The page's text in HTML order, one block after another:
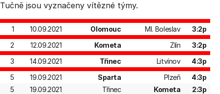
Tučně jsou vyznačeny vítězné týmy.
1 10.09.2021 Olomouc Ml. Boleslav
3:2p
2
12.09.2021 Kometa Zlín
3:2p
3
14.09.2021 Třinec Litvínov
4:3p
5
19.09.2021 Sparta Plzeň
4:3p
5
19.09.2021 Třinec Kometa
2:3p